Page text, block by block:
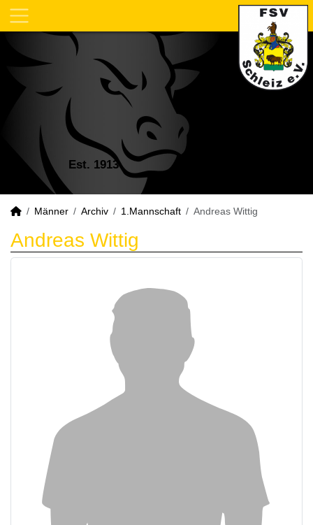
Est. 1913
Männer Archiv 1.Mannschaft Andreas Wittig
Andreas Wittig